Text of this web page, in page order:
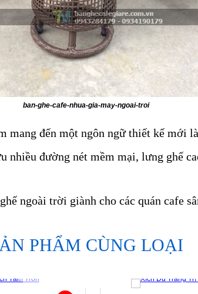
ban-ghe-cafe-nhua-gia-may-ngoai-troi
mang đến một ngôn ngữ thiết kế mới
nhiều đường nét mềm mại, lưng ghế
ngoài trời giành cho các quán cafe
PHẨM CÙNG LOẠI